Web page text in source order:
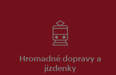
Hromadné dopravy a
jízdenky